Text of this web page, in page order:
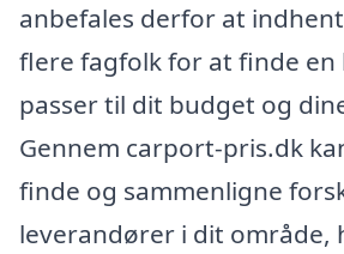
anbefales derfor at
flere fagfolk for at finde en
passer til dit budget og
Gennem carport-pris.dk
finde og sammenligne
leverandører i dit område,